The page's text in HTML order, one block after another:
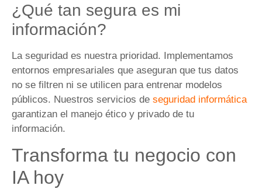
¿Qué tan segura es mi
información?
La seguridad es nuestra prioridad. Implementamos
entornos empresariales que aseguran que tus datos
no se filtren ni se utilicen para entrenar modelos
públicos. Nuestros servicios de seguridad informática
garantizan el manejo ético y privado de tu
información.
Transforma tu negocio con
IA hoy